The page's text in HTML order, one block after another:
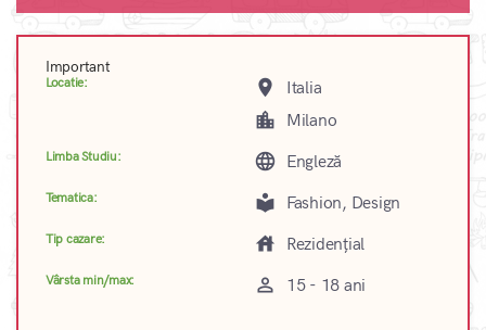
Important
Locatie: place Italia
location_city Milano
Limba Studiu: language Engleză
Tematica: local_library Fashion, Design
Tip cazare: house Rezidențial
Vârsta min/max: perm_identity 15 - 18 ani